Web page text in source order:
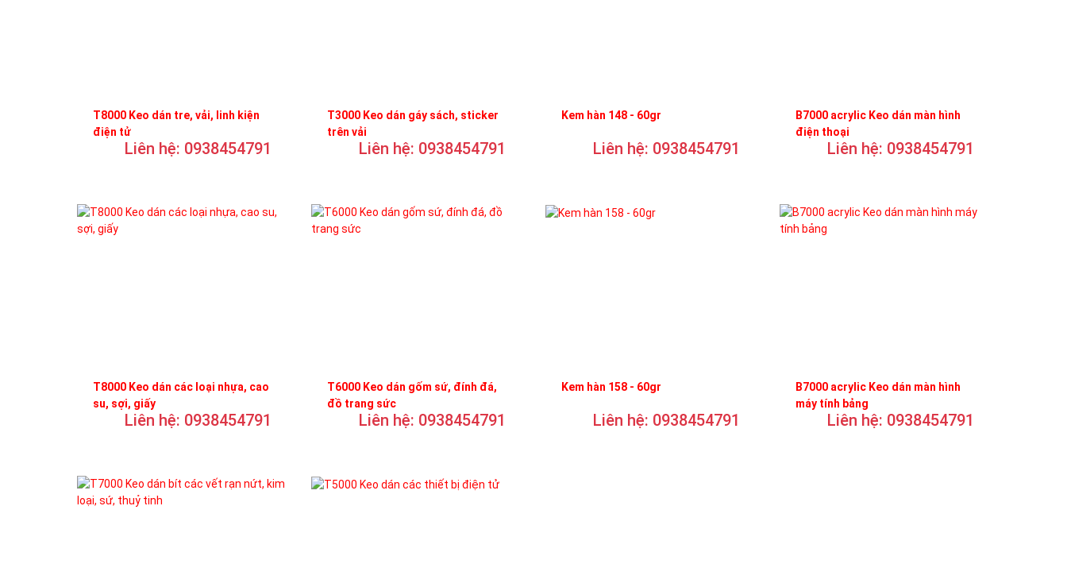
T8000 Keo dán tre, vải, linh kiện
điện tử
Liên hệ: 0938454791
T3000 Keo dán gáy sách, sticker
trên vải
Liên hệ: 0938454791
Kem hàn 148 - 60gr
Liên hệ: 0938454791
B7000 acrylic Keo dán màn hình
điện thoại
Liên hệ: 0938454791
T8000 Keo dán các loại nhựa, cao
su, sợi, giấy
Liên hệ: 0938454791
T6000 Keo dán gốm sứ, đính đá,
đồ trang sức
Liên hệ: 0938454791
Kem hàn 158 - 60gr
Liên hệ: 0938454791
B7000 acrylic Keo dán màn hình
máy tính bảng
Liên hệ: 0938454791